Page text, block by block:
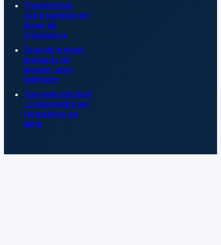
Transformer
votre backlog en
levier de
croissance
Droit du travail :
préparer un
dossier avec
méthode
Touraine eSchool
: comprendre les
formations en
ligne